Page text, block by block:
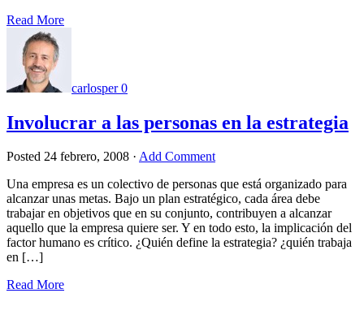
Read More
carlosper 0
Involucrar a las personas en la estrategia
Posted 24 febrero, 2008 · Add Comment
Una empresa es un colectivo de personas que está organizado para
alcanzar unas metas. Bajo un plan estratégico, cada área debe
trabajar en objetivos que en su conjunto, contribuyen a alcanzar
aquello que la empresa quiere ser. Y en todo esto, la implicación del
factor humano es crítico. ¿Quién define la estrategia? ¿quién trabaja
en […]
Read More